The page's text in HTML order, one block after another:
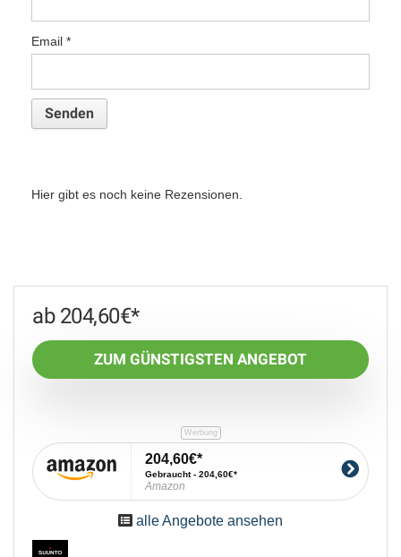
Email *
Hier gibt es noch keine Rezensionen.
204,60€
ZUM GÜNSTIGSTEN ANGEBOT
204,60€
Gebraucht - 204,60€
Amazon
alle Angebote ansehen